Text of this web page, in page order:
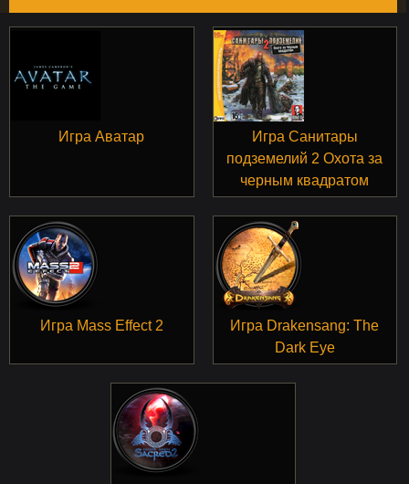
Игра Аватар
Игра Санитары
подземелий 2 Охота за
черным квадратом
Игра Mass Effect 2
Игра Drakensang: The
Dark Eye